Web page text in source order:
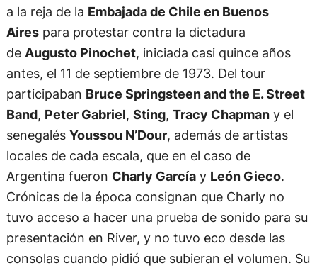
a la reja de la Embajada de Chile en Buenos
Airespara protestar contra la dictadura
de Augusto Pinochet, iniciada casi quince años
antes, el 11 de septiembre de 1973. Del tour
participaban Bruce Springsteen and the E. Street
Band, Peter Gabriel, Sting, Tracy Chapmany el
senegalés Youssou N’Dour, además de artistas
locales de cada escala, que en el caso de
Argentina fueron Charly Garcíay León Gieco.
Crónicas de la época consignan que Charly no
tuvo acceso a hacer una prueba de sonido para su
presentación en River, y no tuvo eco desde las
consolas cuando pidió que subieran el volumen. Su